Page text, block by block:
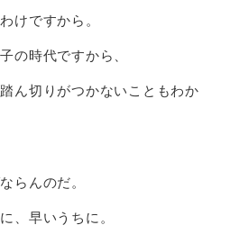
けですから。
の時代ですから、
ん切りがつかないこともわか
らんのだ。
、早いうちに。